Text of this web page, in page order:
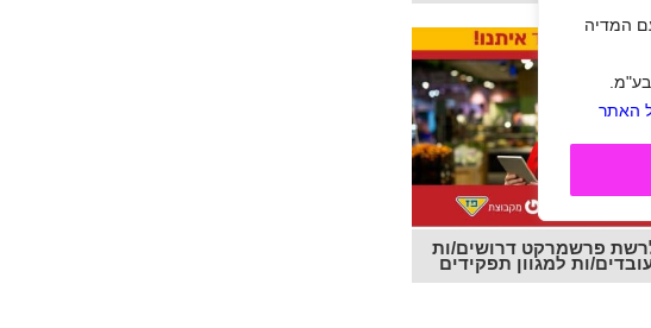
המדיה
האתר
פרשמרקט דרושים/ות
ות למגוון תפקידים